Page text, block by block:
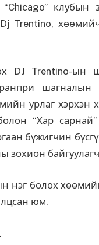
клубын
Trentino,
DJ Trentino-
шагналын
урлаг хэрхэн
“Хар
бүжигчин
зохион
нэг болох
юм.